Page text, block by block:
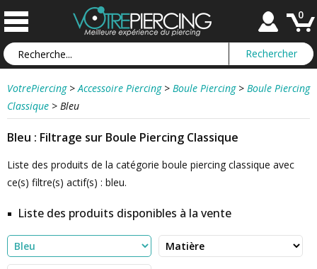
0
VotrePiercing > Accessoire Piercing > Boule Piercing > Boule Piercing
Classique > Bleu
Bleu : Filtrage sur Boule Piercing Classique
Liste des produits de la catégorie boule piercing classique avec
ce(s) filtre(s) actif(s) : bleu.
Liste des produits disponibles à la vente